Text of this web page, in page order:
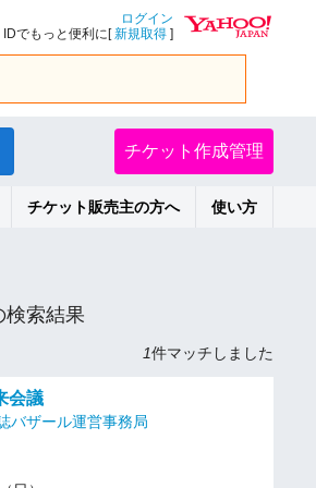
ログイン
IDでもっと便利に[新規取得 ]
チケット作成管理
チケット販売主の方へ 使い方
検索結果
1件マッチしました
会議
バザール運営事務局